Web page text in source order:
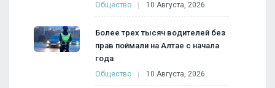
Общество 10 Августа, 2026
Более трех тысяч водителей без
прав поймали на Алтае с начала
года
Общество 10 Августа, 2026